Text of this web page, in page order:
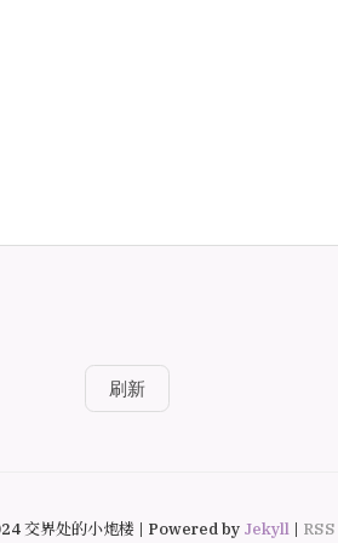
刷新
交界处的小炮楼 | Powered by Jekyll | RSS